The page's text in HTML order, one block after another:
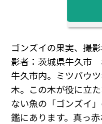
ゴンズイの果実、撮
影者：茨城県牛久市
牛久市内。ミツバウ
木。この木が役に立
ない魚の「ゴンズイ
鑑にあります。真っ